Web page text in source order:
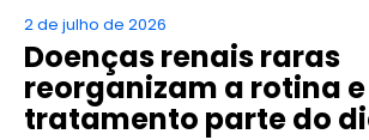
2 de julho de 2026
Doenças renais raras
reorganizam a rotina
tratamento parte do